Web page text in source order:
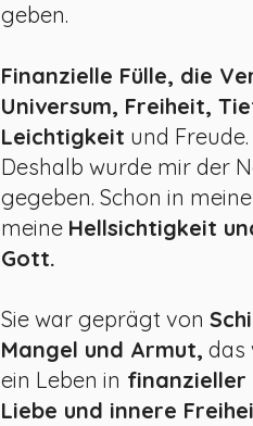
geben.
Finanzielle Fülle, die
Universum, Freiheit,
Leichtigkeit und
Deshalb wurde mir der
gegeben. Schon in
meine Hellsichtigkeit
Gott.
Sie war geprägt von
Mangel und Armut, das
ein Leben in finanzieller
Liebe und innere